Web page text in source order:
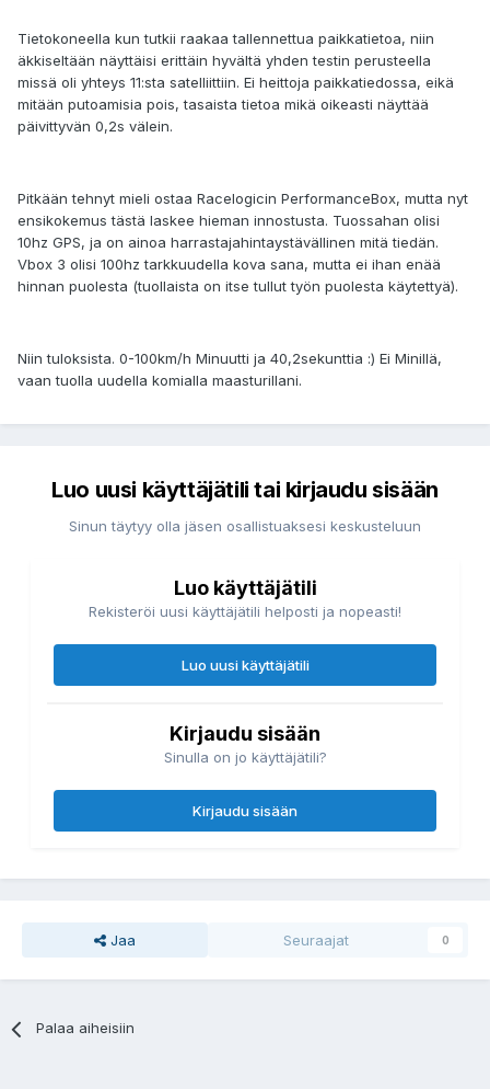
Tietokoneella kun tutkii raakaa tallennettua paikkatietoa, niin
äkkiseltään näyttäisi erittäin hyvältä yhden testin perusteella
missä oli yhteys 11:sta satelliittiin. Ei heittoja paikkatiedossa, eikä
mitään putoamisia pois, tasaista tietoa mikä oikeasti näyttää
päivittyvän 0,2s välein.
Pitkään tehnyt mieli ostaa Racelogicin PerformanceBox, mutta nyt
ensikokemus tästä laskee hieman innostusta. Tuossahan olisi
10hz GPS, ja on ainoa harrastajahintaystävällinen mitä tiedän.
Vbox 3 olisi 100hz tarkkuudella kova sana, mutta ei ihan enää
hinnan puolesta (tuollaista on itse tullut työn puolesta käytettyä).
Niin tuloksista. 0-100km/h Minuutti ja 40,2sekunttia :) Ei Minillä,
vaan tuolla uudella komialla maasturillani.
Luo uusi käyttäjätili tai kirjaudu sisään
Sinun täytyy olla jäsen osallistuaksesi keskusteluun
Luo käyttäjätili
Rekisteröi uusi käyttäjätili helposti ja nopeasti!
Luo uusi käyttäjätili
Kirjaudu sisään
Sinulla on jo käyttäjätili?
Kirjaudu sisään
Jaa Seuraajat 0
Palaa aiheisiin